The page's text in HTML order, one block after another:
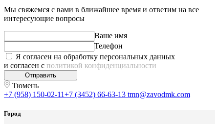
Мы свяжемся с вами в ближайшее время и ответим на все
интересующие вопросы
Ваше имя
Телефон
Я согласен на обработку персональных данных
и согласен с политикой конфиденциальности
Отправить
Тюмень
+7 (958) 150-02-11+7 (3452) 66-63-13 tmn@zavodmk.com
Город